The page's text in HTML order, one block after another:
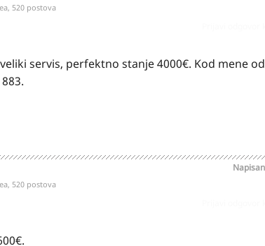
520 postova
servis, perfektno stanje 4000€. Kod mene
520 postova